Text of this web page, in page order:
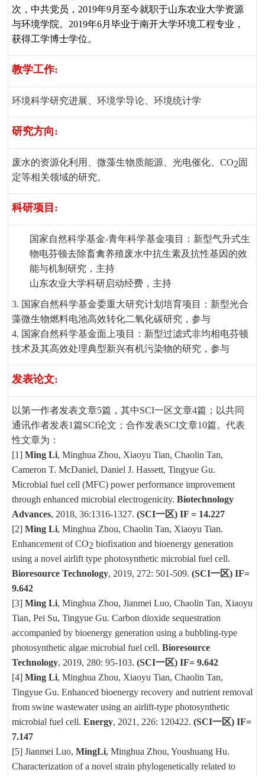
次，中共党员， 2019年9月至今就职于山东农业大学资源
与环境学院。 2019年6月毕业于南开大学环境工程专业，
获得工学博士学位。
教学工作:
环境科学研究进展、环境学导论、环境统计学
研究方向:
废水的资源化利用、微藻生物质能源、光电催化、CO2固
定等相关领域的研究。
科研项目 :
国家自然科学基金-青年科学基金项目：新型气升式生
物电芬顿去除畜禽养殖废水中抗生素及抗性基因的效
能与机制研究，主持
山东农业大学科研启动经费，主持
3. 国家自然科学基金委重大研究计划培育项目：新型光合
藻微生物燃料电池高效转化二氧化碳研究，参与
4. 国家自然科学基金面上项目：新型过滤式非均相电芬顿
技术及其高效处理典型新兴有机污染物的研究，参与
发表论文:
以第一作者发表文章5篇，其中SCI一区文章4篇；以共同
通讯作者发表1篇SCI论文；合作发表SCI文章10篇。代表
性文章为：
[1]Ming Li, Minghua Zhou, Xiaoyu Tian, Chaolin Tan,
Cameron T. McDaniel, Daniel J. Hassett, Tingyue Gu.
Microbial fuel cell (MFC) power performance improvement
through enhanced microbial electrogenicity.Biotechnology
Advances, 2018, 36:1316-1327. (SCI一区) IF = 14.227
[2]Ming Li, Minghua Zhou, Chaolin Tan, Xiaoyu Tian.
Enhancement of CO2 biofixation and bioenergy generation
using a novel airlift type photosynthetic microbial fuel cell.
Bioresource Technology, 2019, 272: 501-509.(SCI一区) IF=
9.642
[3]Ming Li, Minghua Zhou, Jianmei Luo, Chaolin Tan, Xiaoyu
Tian, Pei Su, Tingyue Gu. Carbon dioxide sequestration
accompanied by bioenergy generation using a bubbling-type
photosynthetic algae microbial fuel cell.Bioresource
Technology, 2019, 280: 95-103. (SCI一区) IF= 9.642
[4]Ming Li, Minghua Zhou, Xiaoyu Tian, Chaolin Tan,
Tingyue Gu. Enhanced bioenergy recovery and nutrient removal
from swine wastewater using an airlift-type photosynthetic
microbial fuel cell.Energy, 2021, 226: 120422.(SCI一区) IF=
7.147
[5] Jianmei Luo, MingLi, Minghua Zhou, Youshuang Hu.
Characterization of a novel strain phylogenetically related to